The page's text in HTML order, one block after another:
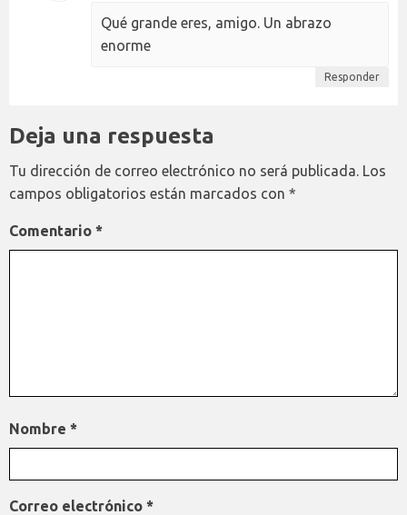
Qué grande eres, amigo. Un abrazo
enorme
Responder
Deja una respuesta
Tu dirección de correo electrónico no será publicada. Los
campos obligatorios están marcados con *
Comentario *
Nombre *
Correo electrónico *